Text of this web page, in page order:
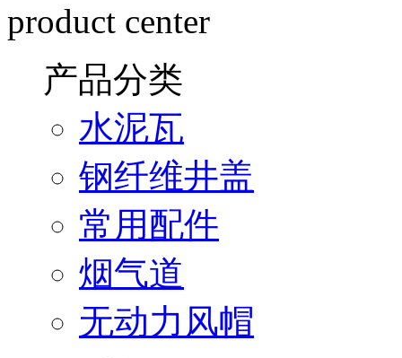
product center
产品分类
水泥瓦
钢纤维井盖
常用配件
烟气道
无动力风帽